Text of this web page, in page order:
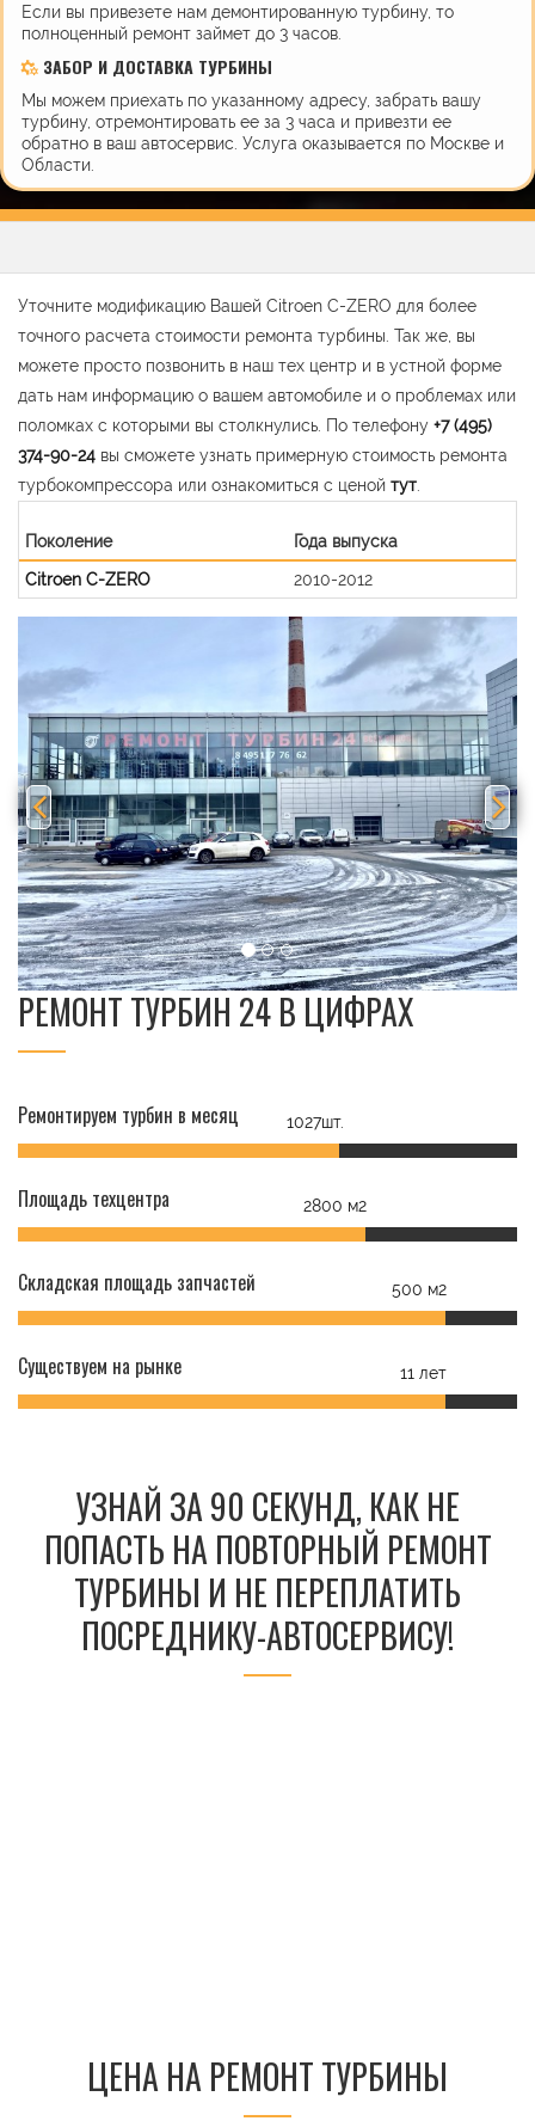
Если вы привезете нам демонтированную турбину, то
полноценный ремонт займет до 3 часов.
ЗАБОР И ДОСТАВКА ТУРБИНЫ
Мы можем приехать по указанному адресу, забрать вашу
турбину, отремонтировать ее за 3 часа и привезти ее
обратно в ваш автосервис. Услуга оказывается по Москве и
Области.
Уточните модификацию Вашей Citroen C-ZERO для более
точного расчета стоимости ремонта турбины. Так же, вы
можете просто позвонить в наш тех центр и в устной форме
дать нам информацию о вашем автомобиле и о проблемах или
поломках с которыми вы столкнулись. По телефону +7 (495)
374-90-24 вы сможете узнать примерную стоимость ремонта
турбокомпрессора или ознакомиться с ценой тут
Поколение
Года выпуска
Citroen C-ZERO
2010-2012
РЕМОНТ ТУРБИН 24 В ЦИФРАХ
Ремонтируем турбин в месяц 1027шт.
Площадь техцентра 2800 м2
Складская площадь запчастей 500 м2
Существуем на рынке 11 лет
УЗНАЙ ЗА 90 СЕКУНД, КАК НЕ
ПОПАСТЬ НА ПОВТОРНЫЙ РЕМОНТ
ТУРБИНЫ И НЕ ПЕРЕПЛАТИТЬ
ПОСРЕДНИКУ-АВТОСЕРВИСУ!
ЦЕНА НА РЕМОНТ ТУРБИНЫ